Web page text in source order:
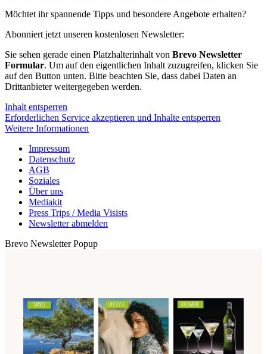
Möchtet ihr spannende Tipps und besondere Angebote erhalten?
Abonniert jetzt unseren kostenlosen Newsletter:
Sie sehen gerade einen Platzhalterinhalt von Brevo Newsletter
Formular. Um auf den eigentlichen Inhalt zuzugreifen, klicken Sie
auf den Button unten. Bitte beachten Sie, dass dabei Daten an
Drittanbieter weitergegeben werden.
Inhalt entsperren
Erforderlichen Service akzeptieren und Inhalte entsperren
Weitere Informationen
Impressum
Datenschutz
AGB
Soziales
Über uns
Mediakit
Press Trips / Media Visists
Newsletter abmelden
Brevo Newsletter Popup